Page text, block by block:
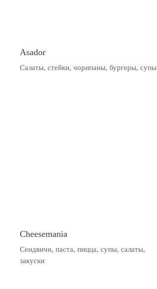
Asador
Салаты, стейки, чорипаны, бургеры, супы
Cheesemania
Сендвичи, паста, пицца, супы, салаты,
закуски